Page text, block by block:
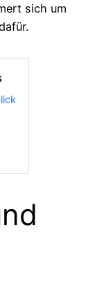
sich um